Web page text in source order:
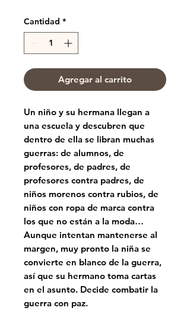
Cantidad *
Agregar al carrito
Un niño y su hermana llegan a
una escuela y descubren que
dentro de ella se libran muchas
guerras: de alumnos, de
profesores, de padres, de
profesores contra padres, de
niños morenos contra rubios, de
niños con ropa de marca contra
los que no están a la moda…
Aunque intentan mantenerse al
margen, muy pronto la niña se
convierte en blanco de la guerra,
así que su hermano toma cartas
en el asunto. Decide combatir la
guerra con paz.